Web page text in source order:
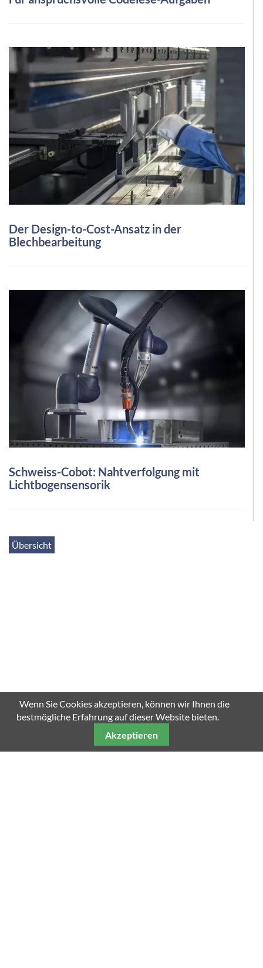
Der Design-to-Cost-Ansatz in der
Blechbearbeitung
Schweiss-Cobot: Nahtverfolgung mit
Lichtbogensensorik
Übersicht
Wenn Sie Cookies akzeptieren, können wir Ihnen die
bestmögliche Erfahrung auf dieser Website bieten.
Akzeptieren